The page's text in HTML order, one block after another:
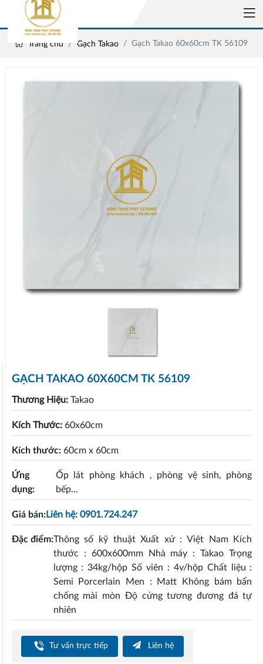
Trang chủ Gạch Takao Gạch Takao 60x60cm TK 56109
GẠCH TAKAO 60X60CM TK 56109
Thương Hiệu: Takao
Kích Thước: 60x60cm
Kích thước: 60cm x 60cm
Ứng
dụng:
Ốp lát phòng khách , phòng vệ sinh, phòng
bếp...
Giá bán:Liên hệ: 0901.724.247
Đặc điểm:Thông số kỹ thuật Xuất xứ : Việt Nam Kích
thước : 600x600mm Nhà máy : Takao Trọng
lượng : 34kg/hộp Số viên : 4v/hộp Chất liệu :
Semi Porcerlain Men : Matt Không bám bẩn
chống mài mòn Độ cứng tương đương đá tự
nhiên
Tư vấn trực tiếp Liên hệ